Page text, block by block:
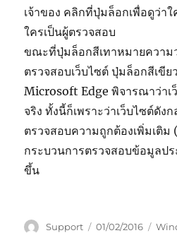
เจ้าของ คลิกที่ปุ่มล็อกเพื่อดูว่าใ
ใครเป็นผู้ตรวจสอบ
ขณะที่ปุ่มล็อกสีเทาหมายความ
ตรวจสอบเว็บไซต์ ปุ่มล็อกสีเขี
Microsoft Edge พิจารณาว่าเ
จริง ทั้งนี้ก็เพราะว่าเว็บไซต์ดัง
ตรวจสอบความถูกต้องเพิ่มเติม
กระบวนการตรวจสอบข้อมูลปร
ขึ้น
ผู้
Support
เขียน
01/02/2016
หมว